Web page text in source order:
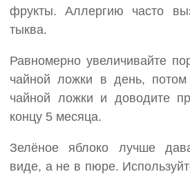
фрукты. Аллергию часто
тыква.
Равномерно увеличивайте
чайной ложки в день,
чайной ложки и доводите
концу 5 месяца.
Зелёное яблоко лучше
виде, а не в пюре.